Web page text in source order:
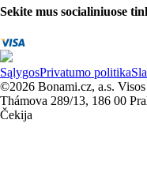
Sekite mus socialiniuose
SąlygosPrivatumo politika
©2026 Bonami.cz, a.s. Visos
Thámova 289/13, 186 00
Čekija